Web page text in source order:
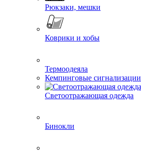
Рюкзаки, мешки
Коврики и хобы
Термоодеяла
Кемпинговые сигнализации
Светоотражающая одежда
Бинокли